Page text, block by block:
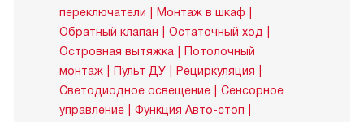
переключатели
Монтаж в шкаф
Обратный клапан
Остаточный ход
Островная вытяжка
Потолочный
монтаж
Пульт ДУ
Рециркуляция
Светодиодное освещение
Сенсорное
управление
Функция Авто-стоп